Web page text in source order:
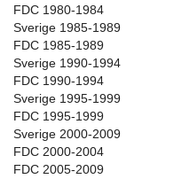
FDC 1980-1984
Sverige 1985-1989
FDC 1985-1989
Sverige 1990-1994
FDC 1990-1994
Sverige 1995-1999
FDC 1995-1999
Sverige 2000-2009
FDC 2000-2004
FDC 2005-2009